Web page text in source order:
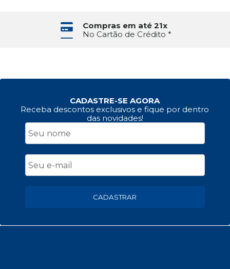
Compras em até 21x
No Cartão de Crédito *
CADASTRE-SE AGORA
Receba descontos exclusivos e fique por dentro
das novidades!
CADASTRAR